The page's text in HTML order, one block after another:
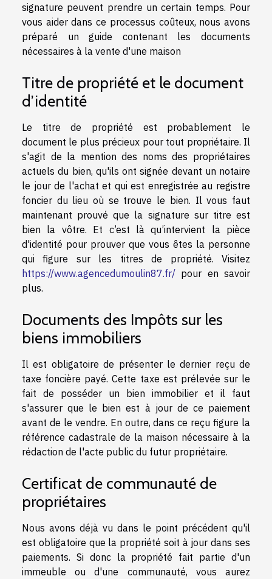
signature peuvent prendre un certain temps. Pour
vous aider dans ce processus coûteux, nous avons
préparé un guide contenant les documents
nécessaires à la vente d'une maison
Titre de propriété et le document
d’identité
Le titre de propriété est probablement le
document le plus précieux pour tout propriétaire. Il
s'agit de la mention des noms des propriétaires
actuels du bien, qu'ils ont signée devant un notaire
le jour de l'achat et qui est enregistrée au registre
foncier du lieu où se trouve le bien. Il vous faut
maintenant prouvé que la signature sur titre est
bien la vôtre. Et c’est là qu’intervient la pièce
d'identité pour prouver que vous êtes la personne
qui figure sur les titres de propriété. Visitez
https://www.agencedumoulin87.fr/ pour en savoir
plus.
Documents des Impôts sur les
biens immobiliers
Il est obligatoire de présenter le dernier reçu de
taxe foncière payé. Cette taxe est prélevée sur le
fait de posséder un bien immobilier et il faut
s'assurer que le bien est à jour de ce paiement
avant de le vendre. En outre, dans ce reçu figure la
référence cadastrale de la maison nécessaire à la
rédaction de l'acte public du futur propriétaire.
Certificat de communauté de
propriétaires
Nous avons déjà vu dans le point précédent qu'il
est obligatoire que la propriété soit à jour dans ses
paiements. Si donc la propriété fait partie d'un
immeuble ou d'une communauté, vous aurez